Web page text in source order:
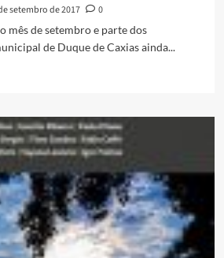
setembro de 2017
0
mês de setembro e parte dos
de Duque de Caxias ainda...